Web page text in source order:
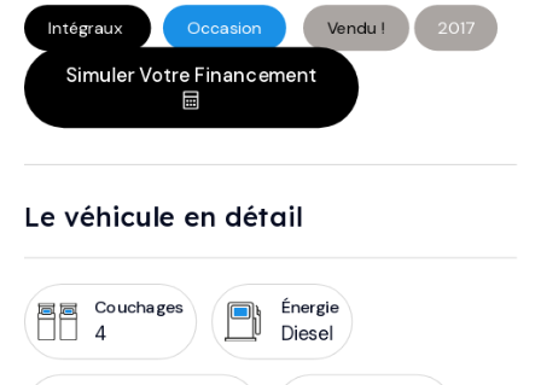
Intégraux Occasion Vendu ! 2017
Simuler Votre Financement
Le véhicule en détail
Couchages
4
Énergie
Diesel